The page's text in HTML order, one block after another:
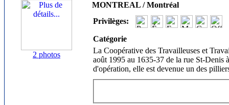
2 photos
MONTREAL / Montréal
Privilèges:
Catégorie
La Coopérative des Travailleuses et
août 1995 au 1635-37 de la rue St-Denis
d'opération, elle est devenue un des